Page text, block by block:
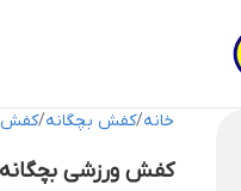
خانه کفش بچگانه کفش
کفش ورزشی بچگانه راگبی کد